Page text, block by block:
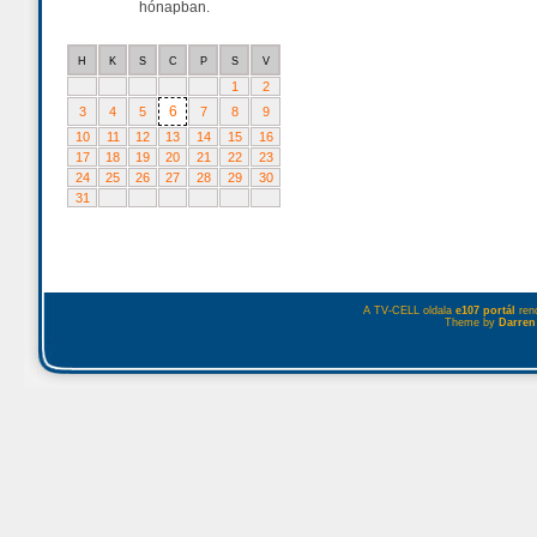
hónapban.
H K S C P S V
1
2
3
4 5 6 7 8
9
10
11 12 13 14 15
16
17
18 19 20 21 22
23
24
25 26 27 28 29
30
31
A TV-CELL oldala e107 portál
Theme by